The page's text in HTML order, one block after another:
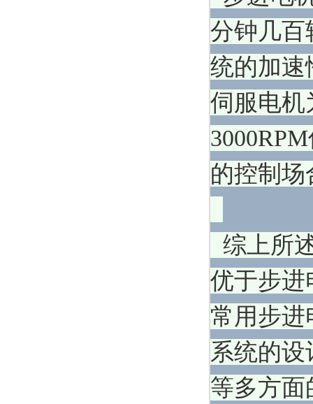
分钟几百
统的加速
伺服电机
的控制
综上所
优于步进
常用步进
系统的
等多方